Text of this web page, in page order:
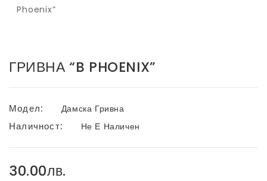
ГРИВНА “B PHOENIX”
Модел: Дамска Гривна
Наличност: Не Е Наличен
30.00лв.